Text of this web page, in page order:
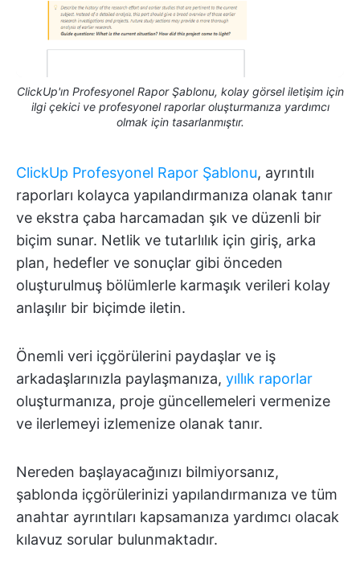
ClickUp'ın Profesyonel Rapor Şablonu, kolay görsel iletişim için
ilgi çekici ve profesyonel raporlar oluşturmanıza yardımcı
olmak için tasarlanmıştır.
ClickUp Profesyonel Rapor Şablonu, ayrıntılı
raporları kolayca yapılandırmanıza olanak tanır
ve ekstra çaba harcamadan şık ve düzenli bir
biçim sunar. Netlik ve tutarlılık için giriş, arka
plan, hedefler ve sonuçlar gibi önceden
oluşturulmuş bölümlerle karmaşık verileri kolay
anlaşılır bir biçimde iletin.
Önemli veri içgörülerini paydaşlar ve iş
arkadaşlarınızla paylaşmanıza, yıllık raporlar
oluşturmanıza, proje güncellemeleri vermenize
ve ilerlemeyi izlemenize olanak tanır.
Nereden başlayacağınızı bilmiyorsanız,
şablonda içgörülerinizi yapılandırmanıza ve tüm
anahtar ayrıntıları kapsamanıza yardımcı olacak
kılavuz sorular bulunmaktadır.